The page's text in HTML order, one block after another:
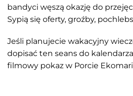
bandyci węszą okazję do
Sypią się oferty, groźby,
Jeśli planujecie wakacyjny
dopisać ten seans do
filmowy pokaz w Porcie